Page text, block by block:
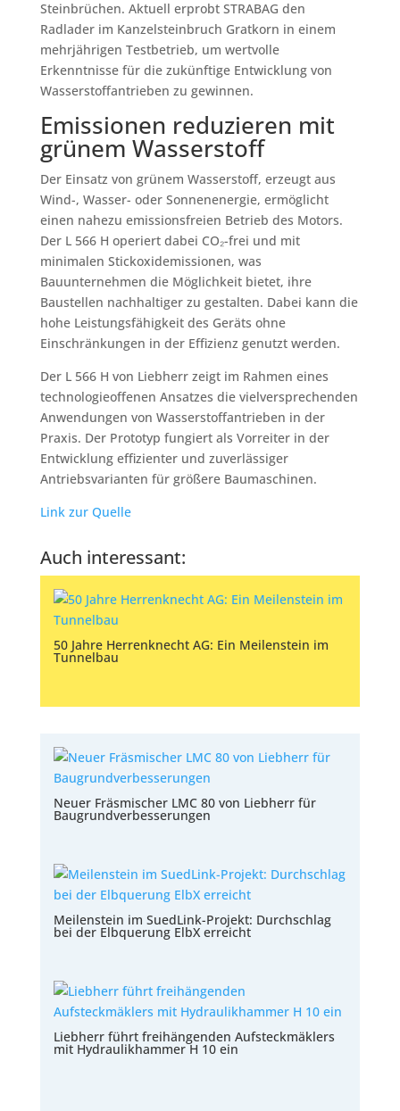
Steinbrüchen. Aktuell erprobt STRABAG den
Radlader im Kanzelsteinbruch Gratkorn in einem
mehrjährigen Testbetrieb, um wertvolle
Erkenntnisse für die zukünftige Entwicklung von
Wasserstoffantrieben zu gewinnen.
Emissionen reduzieren mit
grünem Wasserstoff
Der Einsatz von grünem Wasserstoff, erzeugt aus
Wind-, Wasser- oder Sonnenenergie, ermöglicht
einen nahezu emissionsfreien Betrieb des Motors.
Der L 566 H operiert dabei CO₂-frei und mit
minimalen Stickoxidemissionen, was
Bauunternehmen die Möglichkeit bietet, ihre
Baustellen nachhaltiger zu gestalten. Dabei kann die
hohe Leistungsfähigkeit des Geräts ohne
Einschränkungen in der Effizienz genutzt werden.
Der L 566 H von Liebherr zeigt im Rahmen eines
technologieoffenen Ansatzes die vielversprechenden
Anwendungen von Wasserstoffantrieben in der
Praxis. Der Prototyp fungiert als Vorreiter in der
Entwicklung effizienter und zuverlässiger
Antriebsvarianten für größere Baumaschinen.
Link zur Quelle
Auch interessant:
50 Jahre Herrenknecht AG: Ein Meilenstein im
Tunnelbau
Neuer Fräsmischer LMC 80 von Liebherr für
Baugrundverbesserungen
Meilenstein im SuedLink-Projekt: Durchschlag
bei der Elbquerung ElbX erreicht
Liebherr führt freihängenden Aufsteckmäklers
mit Hydraulikhammer H 10 ein